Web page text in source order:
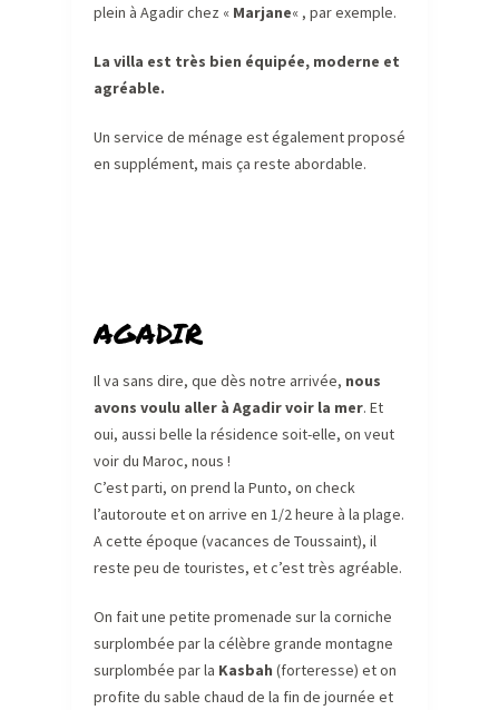
plein à Agadir chez « Marjane« , par exemple.
La villa est très bien équipée, moderne et
agréable.
Un service de ménage est également proposé
en supplément, mais ça reste abordable.
AGADIR
Il va sans dire, que dès notre arrivée, nous
avons voulu aller à Agadir voir la mer. Et
oui, aussi belle la résidence soit-elle, on veut
voir du Maroc, nous !
C’est parti, on prend la Punto, on check
l’autoroute et on arrive en 1/2 heure à la plage.
A cette époque (vacances de Toussaint), il
reste peu de touristes, et c’est très agréable.
On fait une petite promenade sur la corniche
surplombée par la célèbre grande montagne
surplombée par la Kasbah (forteresse) et on
profite du sable chaud de la fin de journée et